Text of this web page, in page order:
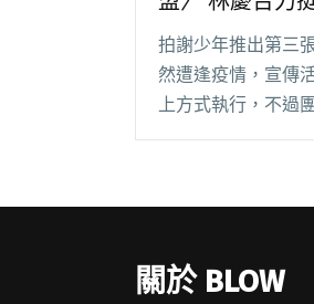
拍謝少年推出第三
然遭逢疫情，宣傳
上方式執行，不過
透過音樂跟大家交
關於 BLOW